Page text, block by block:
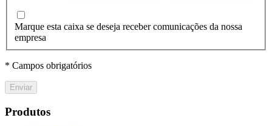
Marque esta caixa se deseja receber comunicações da nossa
empresa
* Campos obrigatórios
Enviar
Produtos